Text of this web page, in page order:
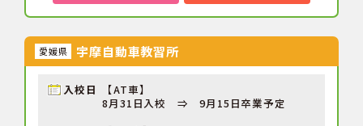
愛媛県 宇摩自動車教習所
入校日
【AT車】
8月31日入校 ⇒ 9月15日卒業予定